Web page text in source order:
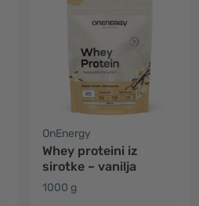
OnEnergy
Whey proteini iz
sirotke – vanilja
1000 g